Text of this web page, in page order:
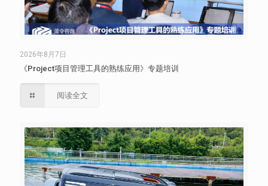
2026年8月7日
《Project项目管理工具的熟练应用》专题培训
阅读全文